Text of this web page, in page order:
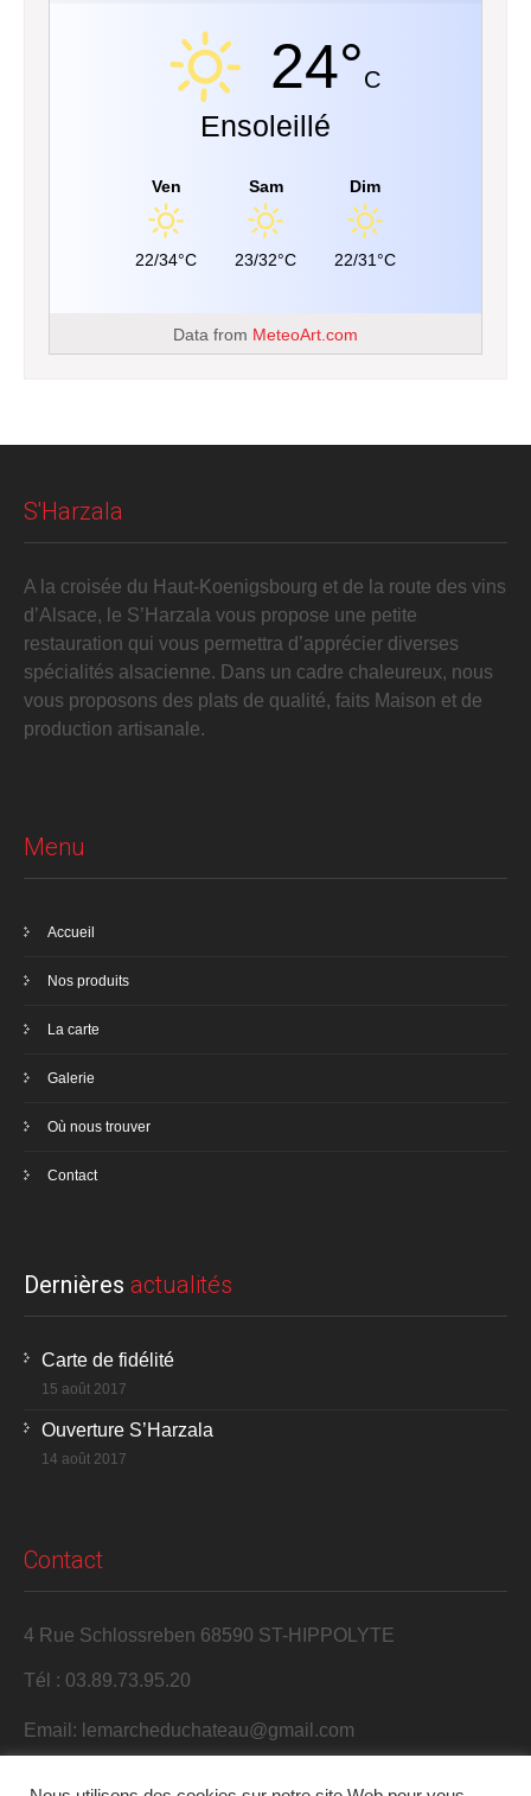
24°C
Ensoleillé
Ven
22/34°C
Sam
23/32°C
Dim
22/31°C
Data from MeteoArt.com
S'Harzala
A la croisée du Haut-Koenigsbourg et de la route des vins
d’Alsace, le S’Harzala vous propose une petite
restauration qui vous permettra d’apprécier diverses
spécialités alsacienne. Dans un cadre chaleureux, nous
vous proposons des plats de qualité, faits Maison et de
production artisanale.
Menu
Accueil
Nos produits
La carte
Galerie
Où nous trouver
Contact
Dernières actualités
Carte de fidélité
15 août 2017
Ouverture S’Harzala
14 août 2017
Contact
4 Rue Schlossreben 68590 ST-HIPPOLYTE
Tél : 03.89.73.95.20
Email: lemarcheduchateau@gmail.com